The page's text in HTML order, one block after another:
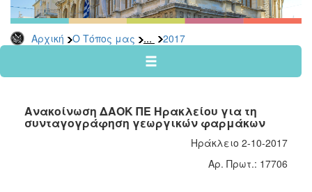
Αρχική Ο Τόπος μας ... 2017
Αρχείο
2026
2024
2022
Ανακοίνωση ΔΑΟΚ ΠΕ Ηρακλείου για τη
συνταγογράφηση γεωργικών φαρμάκων
Ηράκλειο 2-10-2017
Αρ. Πρωτ.: 17706